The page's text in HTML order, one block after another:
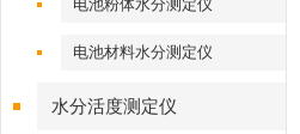
电池粉体水分测定仪
电池材料水分测定仪
水分活度测定仪